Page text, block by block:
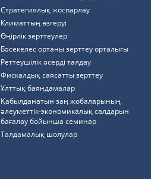
Стратегиялық жоспарлау
Климаттың өзгеруі
Өңірлік зерттеулер
Бәсекелес ортаны зерттеу орталығы
Реттеушілік әсерді талдау
Фискалдық саясатты зерттеу
Ұлттық баяндамалар
Қабылданатын заң жобаларының
әлеуметтік-экономикалық салдарын
бағалау бойынша семинар
Талдамалық шолулар